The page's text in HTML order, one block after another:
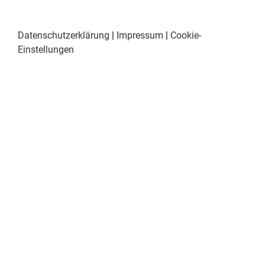
Datenschutzerklärung Impressum
Cookie-
Einstellungen